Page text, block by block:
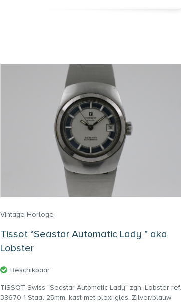
Vintage Horloge
Tissot “Seastar Automatic Lady ” aka
Lobster
Beschikbaar
TISSOT Swiss "Seastar Automatic Lady" zgn. Lobster ref.
38670-1 Staal 25mm. kast met plexi-glas. Zilver/blauw